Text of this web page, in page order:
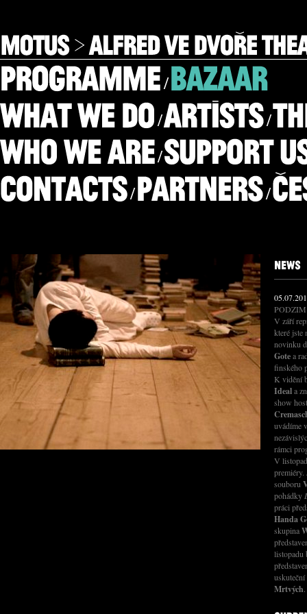
/
/
/
/
/
/
V září
které jste
novinku
Gotea
finského
K vidění
Ideala
show
uvádíme
rámci
V
premiéry.
souboru
pohádky
práci
Handa
skupina
listopadu
Mrtvých.